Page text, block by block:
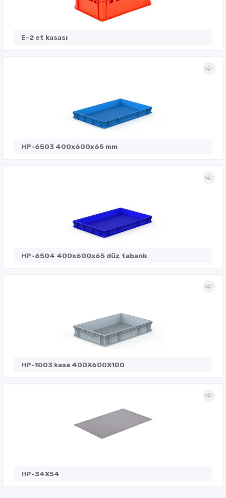
E-2 et kasası
HP-6503 400x600x65 mm
HP-6504 400x600x65 düz tabanlı
HP-1003 kasa 400X600X100
HP-34X54